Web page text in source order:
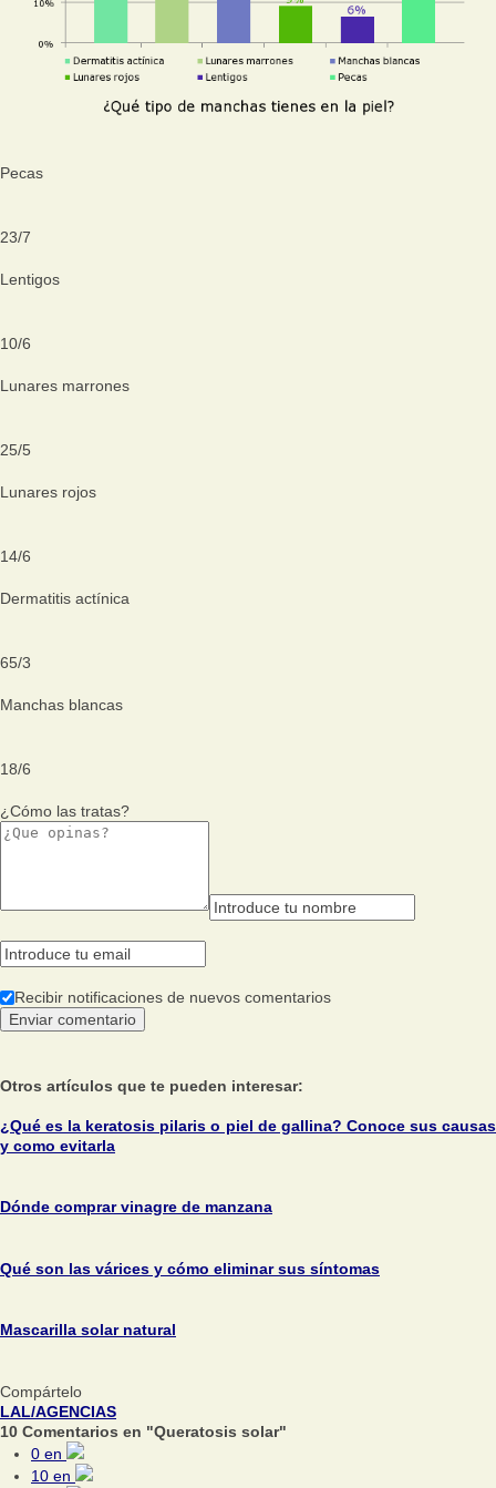
Pecas
23/7
Lentigos
10/6
Lunares marrones
25/5
Lunares rojos
14/6
Dermatitis actínica
65/3
Manchas blancas
18/6
¿Cómo las tratas?
Recibir notificaciones de nuevos comentarios
Otros artículos que te pueden interesar:
¿Qué es la keratosis pilaris o piel de gallina? Conoce sus causas
y como evitarla
Dónde comprar vinagre de manzana
Qué son las várices y cómo eliminar sus síntomas
Mascarilla solar natural
Compártelo
LAL/AGENCIAS
10 Comentarios en "Queratosis solar"
0 en
10 en